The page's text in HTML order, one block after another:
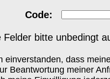
Code:
bitte unbedingt
einverstanden, dass
Beantwortung meiner